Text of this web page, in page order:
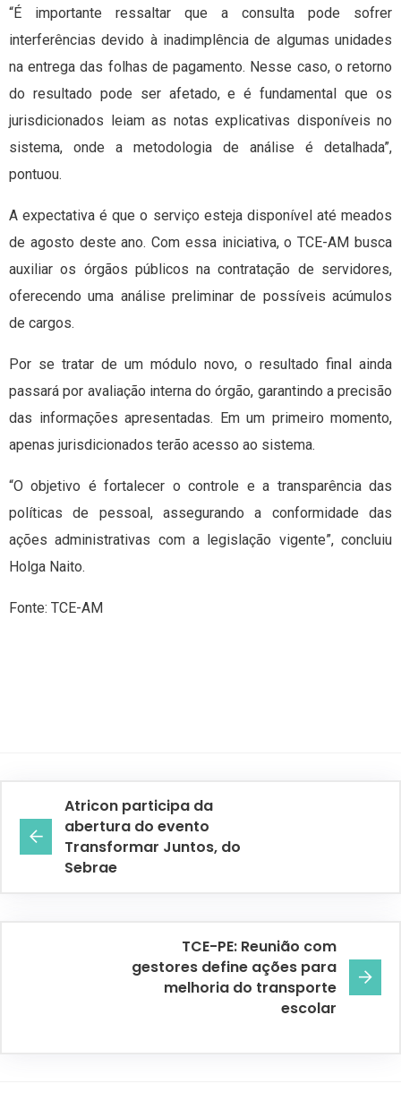
“É importante ressaltar que a consulta pode sofrer
interferências devido à inadimplência de algumas unidades
na entrega das folhas de pagamento. Nesse caso, o retorno
do resultado pode ser afetado, e é fundamental que os
jurisdicionados leiam as notas explicativas disponíveis no
sistema, onde a metodologia de análise é detalhada”,
pontuou.
A expectativa é que o serviço esteja disponível até meados
de agosto deste ano. Com essa iniciativa, o TCE-AM busca
auxiliar os órgãos públicos na contratação de servidores,
oferecendo uma análise preliminar de possíveis acúmulos
de cargos.
Por se tratar de um módulo novo, o resultado final ainda
passará por avaliação interna do órgão, garantindo a precisão
das informações apresentadas. Em um primeiro momento,
apenas jurisdicionados terão acesso ao sistema.
“O objetivo é fortalecer o controle e a transparência das
políticas de pessoal, assegurando a conformidade das
ações administrativas com a legislação vigente”, concluiu
Holga Naito.
Fonte: TCE-AM
Atricon participa da
abertura do evento
Transformar Juntos, do
Sebrae
TCE-PE: Reunião com
gestores define ações para
melhoria do transporte
escolar